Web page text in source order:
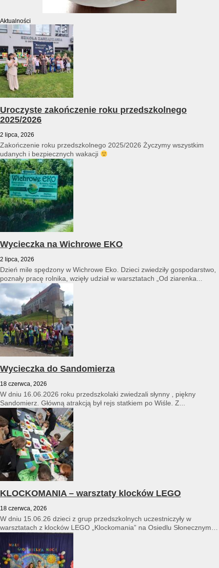
Aktualności
Uroczyste zakończenie roku przedszkolnego
2025/2026
2 lipca, 2026
Zakończenie roku przedszkolnego 2025/2026 Życzymy wszystkim
udanych i bezpiecznych wakacji
Wycieczka na Wichrowe EKO
2 lipca, 2026
Dzień mile spędzony w Wichrowe Eko. Dzieci zwiedziły gospodarstwo,
poznały pracę rolnika, wzięły udział w warsztatach „Od ziarenka...
Wycieczka do Sandomierza
18 czerwca, 2026
W dniu 16.06.2026 roku przedszkolaki zwiedzali słynny , piękny
Sandomierz. Główną atrakcją był rejs statkiem po Wiśle. Z...
KLOCKOMANIA – warsztaty klocków LEGO
18 czerwca, 2026
W dniu 15.06.26 dzieci z grup przedszkolnych uczestniczyły w
warsztatach z klocków LEGO „Klockomania” na Osiedlu Słonecznym